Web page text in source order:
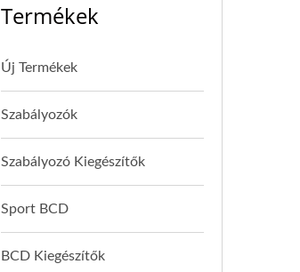
Termékek
Új Termékek
Szabályozók
Szabályozó Kiegészítők
Sport BCD
BCD Kiegészítők